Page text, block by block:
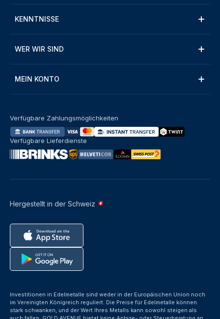
KENNTNISSE
WER WIR SIND
MEIN KONTO
Hergestellt in der Schweiz
Verfügbare Zahlungsmöglichkeiten
Verfügbare Lieferdienste
Investitionen in Edelmetalle sind weder in der Europäischen Union noch
im Vereinigten Königreich reguliert. Die Preise für Edelmetalle können
stark schwanken, und der Wert Ihres Metalls kann sowohl steigen als